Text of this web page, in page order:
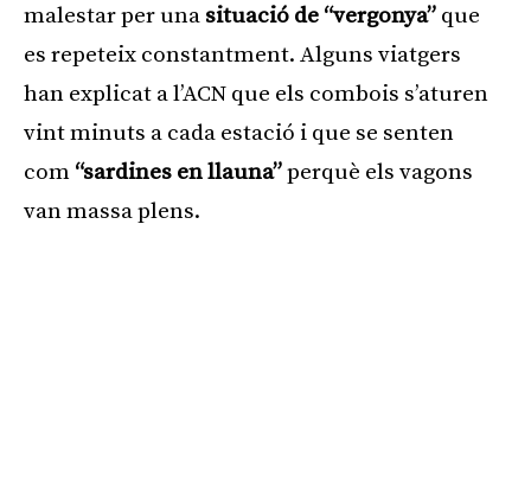
malestar per una situació de “vergonya” que
es repeteix constantment. Alguns viatgers
han explicat a l’ACN que els combois s’aturen
vint minuts a cada estació i que se senten
com “sardines en llauna”perquè els vagons
van massa plens.